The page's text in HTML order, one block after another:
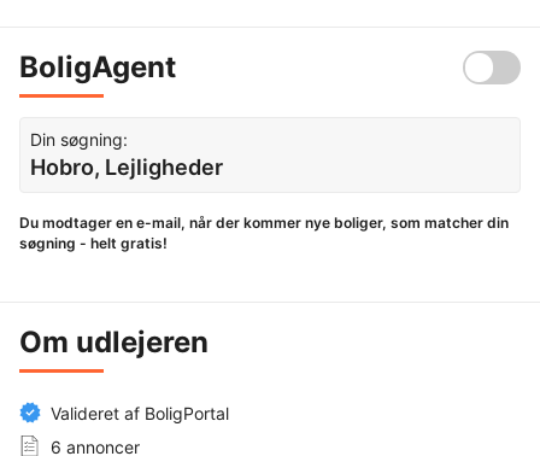
BoligAgent
Din søgning:
Hobro, Lejligheder
Du modtager en e-mail, når der kommer nye boliger, som matcher din
søgning - helt gratis!
Om udlejeren
Valideret af BoligPortal
6 annoncer